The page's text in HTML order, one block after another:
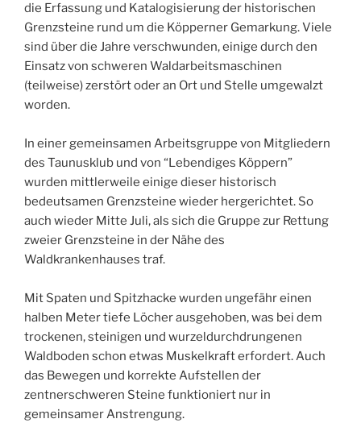
die Erfassung und Katalogisierung der historischen
Grenzsteine rund um die Köpperner Gemarkung. Viele
sind über die Jahre verschwunden, einige durch den
Einsatz von schweren Waldarbeitsmaschinen
(teilweise) zerstört oder an Ort und Stelle umgewalzt
worden.
In einer gemeinsamen Arbeitsgruppe von Mitgliedern
des Taunusklub und von “Lebendiges Köppern”
wurden mittlerweile einige dieser historisch
bedeutsamen Grenzsteine wieder hergerichtet. So
auch wieder Mitte Juli, als sich die Gruppe zur Rettung
zweier Grenzsteine in der Nähe des
Waldkrankenhauses traf.
Mit Spaten und Spitzhacke wurden ungefähr einen
halben Meter tiefe Löcher ausgehoben, was bei dem
trockenen, steinigen und wurzeldurchdrungenen
Waldboden schon etwas Muskelkraft erfordert. Auch
das Bewegen und korrekte Aufstellen der
zentnerschweren Steine funktioniert nur in
gemeinsamer Anstrengung.